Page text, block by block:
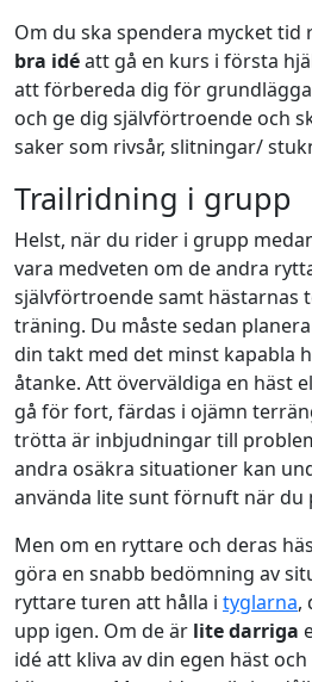
Om du ska spendera mycket tid
bra idéatt gå en kurs i första
att förbereda dig för
och ge dig självförtroende och
saker som rivsår, slitningar/
Trailridning i grupp
Helst, när du rider i grupp
vara medveten om de andra
självförtroende samt hästarnas
träning. Du måste sedan
din takt med det minst kapabla
åtanke. Att överväldiga en häst
gå för fort, färdas i ojämn
trötta är inbjudningar till
andra osäkra situationer kan
använda lite sunt förnuft när du
Men om en ryttare och deras
göra en snabb bedömning av
ryttare turen att hålla i tyglarna,
upp igen. Om de är lite darriga
idé att kliva av din egen häst